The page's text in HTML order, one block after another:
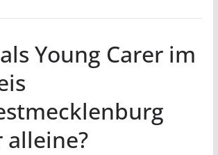
Young Carer im
alleine?